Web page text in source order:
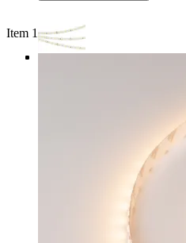
Item 1 of 4